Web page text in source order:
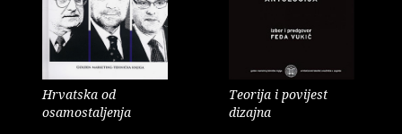
Hrvatska od
osamostaljenja
Teorija i povijest
dizajna